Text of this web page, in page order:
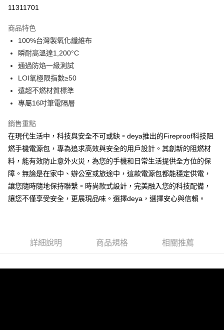
AFTEE先享後付是「在收到商品之後才付款」的支付方式。 讓您購物簡單
２．便利：只要手機號碼，簡訊認證，即可結帳。
３．安心：先確認商品／服務後，再付款。
【「AFTEE先享後付」結帳流程】
１．於結帳方式選擇「AFTEE先享後付」後，將跳轉至「AFTEE先享後付」
結帳頁面，進行簡訊認證並確認金額後，即可完成結帳。
３．收到繳費通知簡訊後14天內，點擊此簡訊中的連結，可透過四大超商／
ATM／網路銀行／等多元方式進行付款，方視為交易完成。
購買商品的店家。未經商家同意取消之訂單仍視為有效，需透過AFTEE先享
※ 交易是否成功請以「AFTEE先享後付 」之結帳頁面顯示為準，若有關於
是否繳費成功／繳費後需取消欲退款等相關疑問，請聯繫「AFTEE先享後付
客戶支援中心」 https://netprotections.freshdesk.com/support/home
【注意事項】
１．透過由恩沛科技股份有限公司提供之「AFTEE先享後付」服務完成之交
權轉讓予恩沛科技股份有限公司。
「AFTEE先享後付」，若未經同意申辦者引起之損失，本公司不負相關責
運送方式
【宅配】
每筆NT$90，滿NT$490(含以上)免運費
【郵寄】離島／外島
每筆NT$150，滿NT$990(含以上)免運費
11311701
商品特色
100%台灣製氧化纖維布
瞬耐高溫達1,200°C
通過防焰一級測試
LOI氧極限指數≥50
遠超不燃材質標準
專屬16吋筆電隔層
銷售重點
在現代生活中，科技與安全不可或缺。deya推出的Fireproof科技阻
燃手機電源包，專為追求高效與安全的用戶設計。其創新的阻燃材
料，能有效防止意外火災，為您的手機和日常生活提供全方位的保
障。無論是在家中、辦公室或旅途中，這款電源包都能穩定供電，
讓您隨時隨地保持聯繫。時尚款式設計，完美融入您的科技配備，
讓您不僅享受安全，更展現品味。選擇deya，選擇安心與信賴。
詳細說明 商品規格 相關推薦